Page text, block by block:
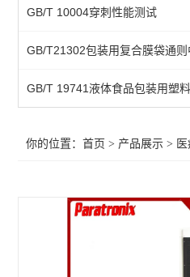
球囊导管爆破压力测试仪
摩擦力测试仪
织物静电衰减性测试仪
GB/T 10004穿刺性能测试
GB/T21302包装用复合膜袋通
GB/T 19741液体食品包装用塑
你的位置：首页 > 产品展示 >